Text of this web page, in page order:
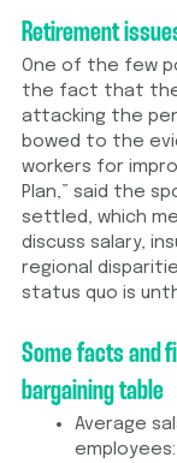
Retirement
One of the few
the fact that the
attacking the
bowed to the
workers for
Plan,” said the
settled, which
discuss salary,
regional
status quo is
Some facts and
bargaining table
Average
employees: